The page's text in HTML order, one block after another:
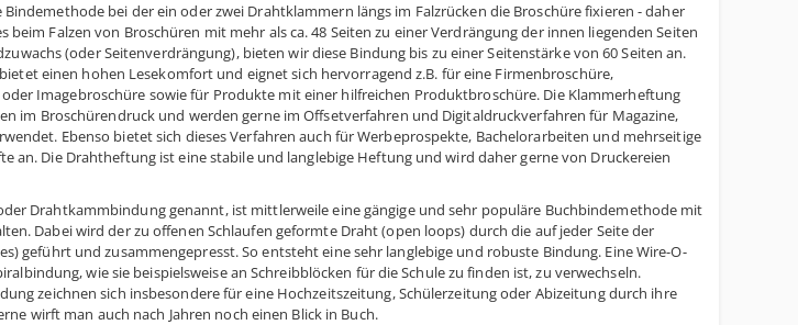
bei der ein oder zwei Drahtklammern längs im Falzrücken die Broschüre fixieren - daher
Falzen von Broschüren mit mehr als ca. 48 Seiten zu einer Verdrängung der innen liegenden Seiten
(oder Seitenverdrängung), bieten wir diese Bindung bis zu einer Seitenstärke von 60 Seiten an.
einen hohen Lesekomfort und eignet sich hervorragend z.B. für eine Firmenbroschüre,
Imagebroschüre sowie für Produkte mit einer hilfreichen Produktbroschüre. Die Klammerheftung
im Broschürendruck und werden gerne im Offsetverfahren und Digitaldruckverfahren für Magazine,
Ebenso bietet sich dieses Verfahren auch für Werbeprospekte, Bachelorarbeiten und mehrseitige
an. Die Drahtheftung ist eine stabile und langlebige Heftung und wird daher gerne von Druckereien
Drahtkammbindung genannt, ist mittlerweile eine gängige und sehr populäre Buchbindemethode mit
Dabei wird der zu offenen Schlaufen geformte Draht (open loops) durch die auf jeder Seite der
geführt und zusammengepresst. So entsteht eine sehr langlebige und robuste Bindung. Eine Wire-O-
wie sie beispielsweise an Schreibblöcken für die Schule zu finden ist, zu verwechseln.
zeichnen sich insbesondere für eine Hochzeitszeitung, Schülerzeitung oder Abizeitung durch ihre
wirft man auch nach Jahren noch einen Blick in Buch.